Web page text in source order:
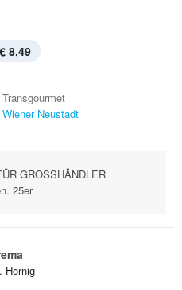
€ 8,49
Transgourmet
Wiener Neustadt
GROSSHÄNDLER
25er
Hornig